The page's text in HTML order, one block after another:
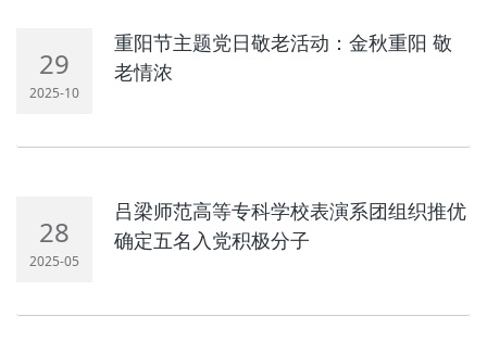
29
2025-10
重阳节主题党日敬老活动：金秋重阳 敬
老情浓
28
2025-05
吕梁师范高等专科学校表演系团组织推优
确定五名入党积极分子